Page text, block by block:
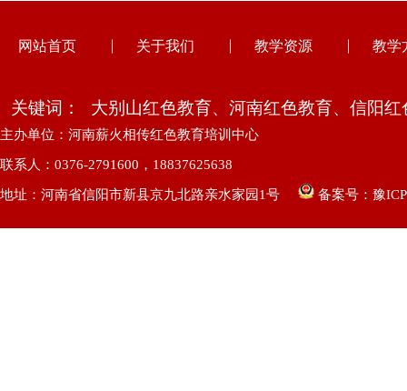
网站首页 关于我们 教学资源 教学
关键词： 大别山红色教育、河南红色教育、信阳
主办单位：河南薪火相传红色教育培训中心
联系人：0376-2791600，18837625638
地址：河南省信阳市新县京九北路亲水家园1号 备案号： 豫